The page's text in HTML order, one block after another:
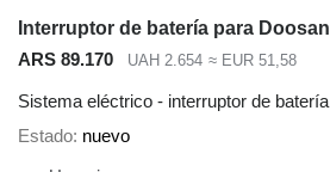
ARS 89.170 UAH 2.654 ≈ EUR 51,58
Sistema eléctrico - interruptor de batería
Estado nuevo